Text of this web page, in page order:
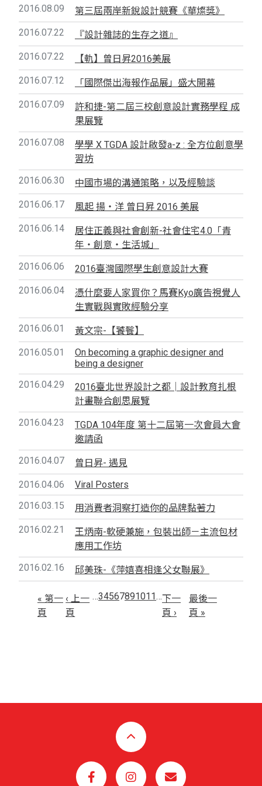
2016.08.09
第三屆兩岸新銳設計競賽《華燦獎》
2016.07.22
『設計雜誌的生存之道』
2016.07.22
【軌】曾日昇2016美展
2016.07.12
「國際傑出海報作品展」盛大開幕
2016.07.09
許和捷-第二屆三校創意設計實務學程 成
果展覽
2016.07.08
學學 X TGDA 設計啟發a-z : 全方位創意學
習坊
2016.06.30
中國市場的溝通策略，以及經驗談
2016.06.17
風起 揚‧洋 曾日昇 2016 美展
2016.06.14
居住正義與社會創新-社會住宅4.0「青
年‧創意‧生活城」
2016.06.06
2016臺灣國際學生創意設計大賽
2016.06.04
憑什麼要人家買你？馬賽Kyo廣告視覺人
生實戰與實敗經驗分享
2016.06.01
黃文宗-【饕餮】
2016.05.01
On becoming a graphic designer and
being a designer
2016.04.29
2016臺北世界設計之都│設計教育扎根
計畫聯合創思展覽
2016.04.23
TGDA 104年度 第十二屆第一次會員大會
邀請函
2016.04.07
曾日昇- 遇見
2016.04.06
Viral Posters
2016.03.15
用消費者洞察打造你的品牌黏著力
2016.02.21
王炳南-軟硬兼施，包裝出師－主流包材
應用工作坊
2016.02.16
邱美珠-《萍嬉喜相逢父女聯展》
« 第一
頁
‹ 上一
頁
…34567891011…下一
頁 ›
最後一
頁 »